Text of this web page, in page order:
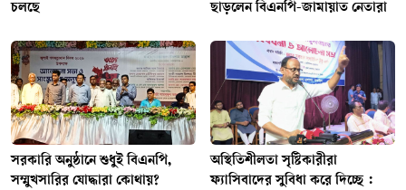
চলছে
ছাড়লেন বিএনপি-জামায়াত নেতারা
সরকারি অনুষ্ঠানে শুধুই বিএনপি,
সম্মুখসারির যোদ্ধারা কোথায়?
অস্থিতিশীলতা সৃষ্টিকারীরা
ফ্যাসিবাদের সুবিধা করে দিচ্ছে :